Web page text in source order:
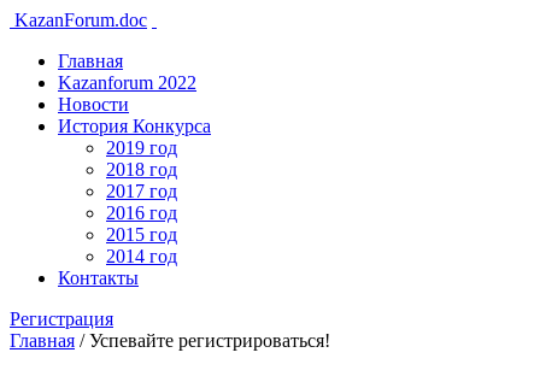
KazanForum.doc
Главная
Kazanforum 2022
Новости
История Конкурса
2019 год
2018 год
2017 год
2016 год
2015 год
2014 год
Контакты
Регистрация
Главная /Успевайте регистрироваться!